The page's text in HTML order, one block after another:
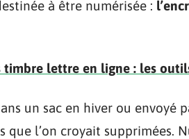
à être numérisée :
timbre lettre en ligne : les
un sac en hiver ou envoyé
que l’on croyait supprimées.